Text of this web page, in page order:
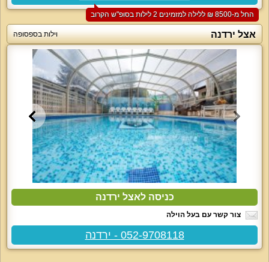
החל מ-‏8500 ₪ ללילה למזמינים 2 לילות בסופ"ש הקרוב
אצל ירדנה וילות בספסופה
כניסה לאצל ירדנה
צור קשר עם בעל הוילה
052-9708118 - ירדנה